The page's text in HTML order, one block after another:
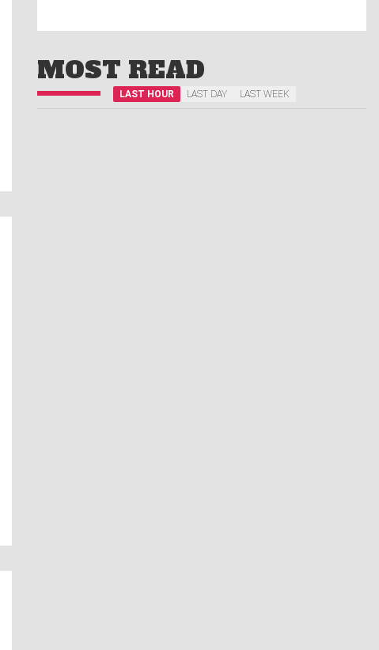
MOST READ
LAST HOUR LAST DAY LAST WEEK